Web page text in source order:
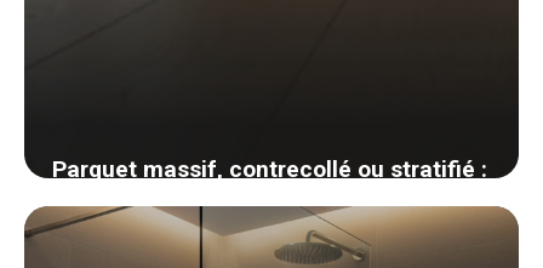
Parquet massif, contrecollé ou stratifié :
comment choisir son revêtement de sol
bois